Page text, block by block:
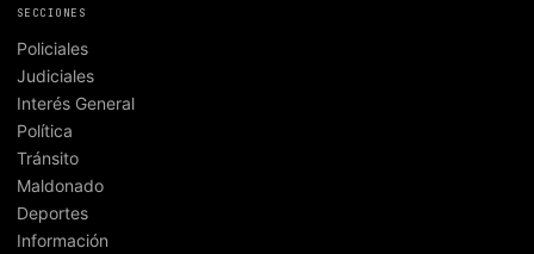
SECCIONES
Policiales
Judiciales
Interés General
Política
Tránsito
Maldonado
Deportes
Información